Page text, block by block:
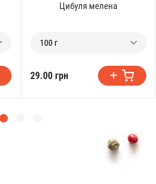
Цибуля мелена
100 г
29.00 грн